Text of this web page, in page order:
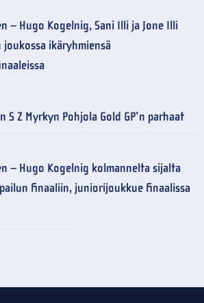
– Hugo Kogelnig, Sani Illi ja Jone Illi
ikäryhmiensä
S Z Myrkyn Pohjola Gold GP’n parhaat
– Hugo Kogelnig kolmannelta sijalta
finaaliin, juniorijoukkue finaalissa